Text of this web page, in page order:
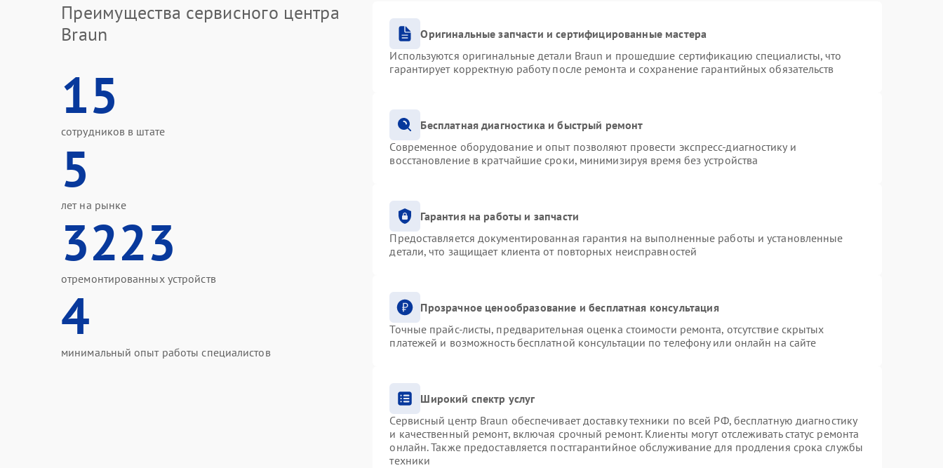
Преимущества сервисного центра
Braun
15
сотрудников в штате
5
лет на рынке
3223
отремонтированных устройств
4
минимальный опыт работы специалистов
Оригинальные запчасти и сертифицированные мастера
Используются оригинальные детали Braun и прошедшие сертификацию специалисты, что
гарантирует корректную работу после ремонта и сохранение гарантийных обязательств
Бесплатная диагностика и быстрый ремонт
Современное оборудование и опыт позволяют провести экспресс-диагностику и
восстановление в кратчайшие сроки, минимизируя время без устройства
Гарантия на работы и запчасти
Предоставляется документированная гарантия на выполненные работы и установленные
детали, что защищает клиента от повторных неисправностей
Прозрачное ценообразование и бесплатная консультация
Точные прайс-листы, предварительная оценка стоимости ремонта, отсутствие скрытых
платежей и возможность бесплатной консультации по телефону или онлайн на сайте
Широкий спектр услуг
Сервисный центр Braun обеспечивает доставку техники по всей РФ, бесплатную диагностику
и качественный ремонт, включая срочный ремонт. Клиенты могут отслеживать статус ремонта
онлайн. Также предоставляется постгарантийное обслуживание для продления срока службы
техники